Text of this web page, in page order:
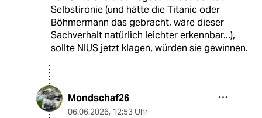
Selbstironie (und hätte die Titanic oder
Böhmermann das gebracht, wäre dieser
Sachverhalt natürlich leichter erkennbar...),
sollte NIUS jetzt klagen, würden sie gewinnen.
Mondschaf26
06.06.2026, 12:53 Uhr